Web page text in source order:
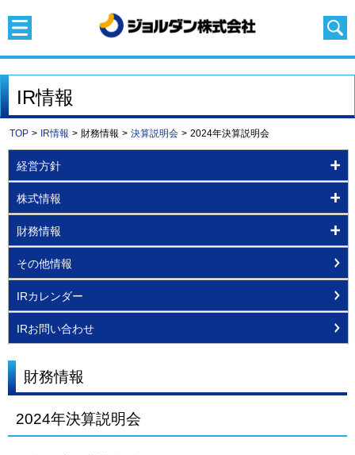
IR情報
TOP > IR情報 > 財務情報 > 決算説明会 > 2024年決算説明会
経営方針
株式情報
財務情報
その他情報
IRカレンダー
IRお問い合わせ
財務情報
2024年決算説明会